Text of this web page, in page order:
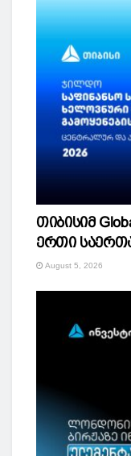
თიბისიმ
ერთი
August 5, 2026